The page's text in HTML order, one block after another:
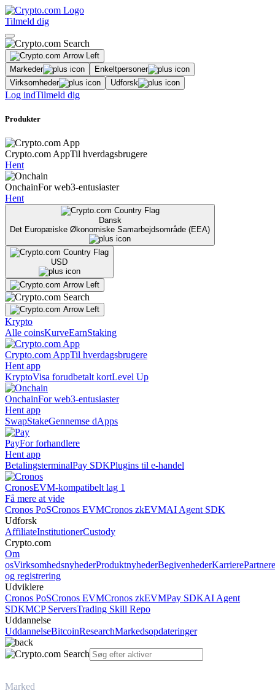
Tilmeld dig
Markeder
Enkeltpersoner
Virksomheder
Udforsk
Log indTilmeld dig
Produkter
Crypto.com AppTil hverdagsbrugere
Hent
OnchainFor web3-entusiaster
Hent
Dansk
Det Europæiske Økonomiske Samarbejdsområde (EEA)
USD
Krypto
Alle coinsKurveEarnStaking
Crypto.com AppTil hverdagsbrugere
Hent app
KryptoVisa forudbetalt kortLevel Up
OnchainFor web3-entusiaster
Hent app
SwapStakeGennemse dApps
PayFor forhandlere
Hent app
BetalingsterminalPay SDKPlugins til e-handel
CronosEVM-kompatibelt lag 1
Få mere at vide
Cronos PoSCronos EVMCronos zkEVMAI Agent SDK
Udforsk
AffiliateInstitutionerCustody
Crypto.com
Om
osVirksomhedsnyhederProduktnyhederBegivenhederKarrierePartnere
og registrering
Udviklere
Cronos PoSCronos EVMCronos zkEVMPay SDKAI Agent
SDKMCP ServersTrading Skill Repo
Uddannelse
UddannelseBitcoinResearchMarkedsopdateringer
Marked